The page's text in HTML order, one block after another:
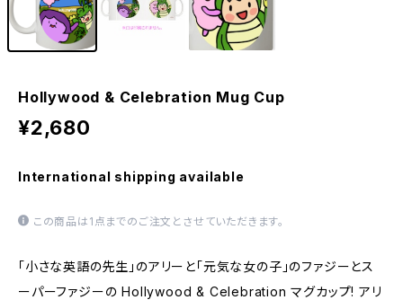
Hollywood & Celebration Mug Cup
¥2,680
International shipping available
この商品は1点までのご注文とさせていただきます。
「小さな英語の先生」のアリーと「元気な女の子」のファジーとス
ーパーファジーの Hollywood & Celebration マグカップ! アリ